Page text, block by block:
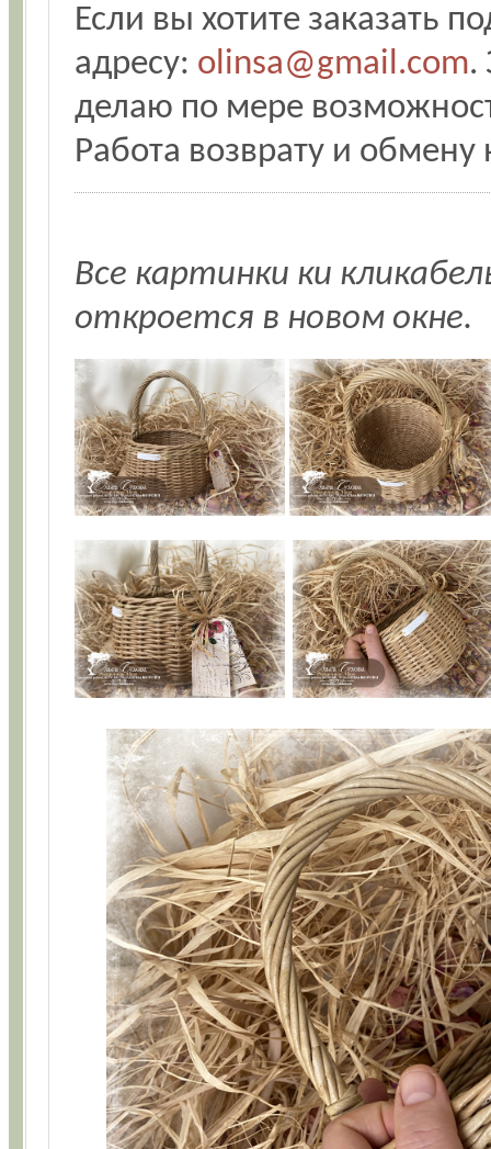
Если вы хотите заказать
адресу: olinsa@gmail.com.
делаю по мере
Работа возврату и
Все картинки ки
откроется в новом окне.